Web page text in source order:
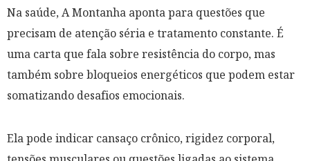
Na saúde, A Montanha aponta para questões que
precisam de atenção séria e tratamento constante. É
uma carta que fala sobre resistência do corpo, mas
também sobre bloqueios energéticos que podem estar
somatizando desafios emocionais.
Ela pode indicar cansaço crônico, rigidez corporal,